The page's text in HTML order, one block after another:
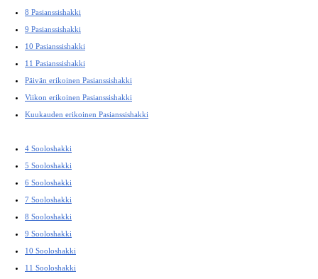
8 Pasianssishakki
9 Pasianssishakki
10 Pasianssishakki
11 Pasianssishakki
Päivän erikoinen Pasianssishakki
Viikon erikoinen Pasianssishakki
Kuukauden erikoinen Pasianssishakki
4 Sooloshakki
5 Sooloshakki
6 Sooloshakki
7 Sooloshakki
8 Sooloshakki
9 Sooloshakki
10 Sooloshakki
11 Sooloshakki